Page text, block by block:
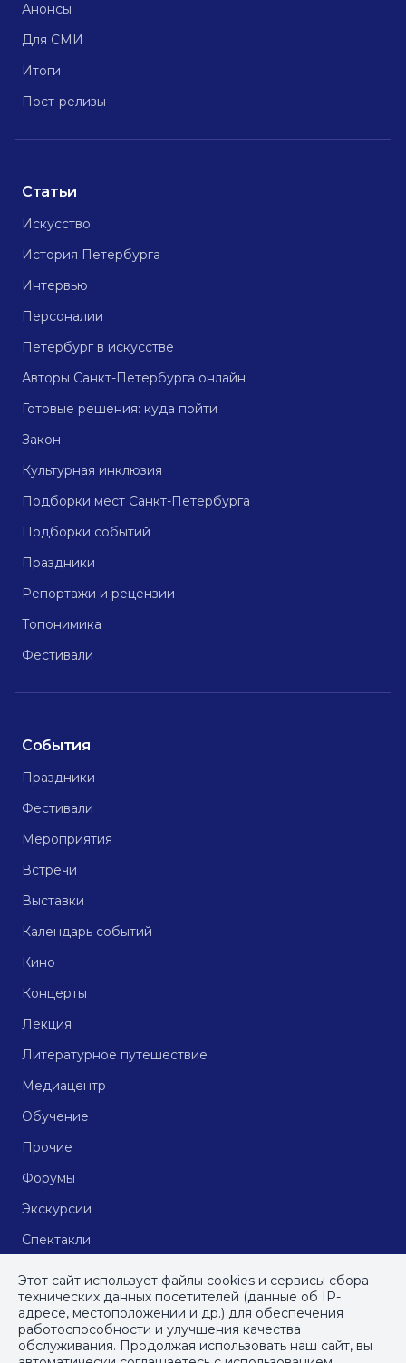
Анонсы
Для СМИ
Итоги
Пост-релизы
Статьи
Искусство
История Петербурга
Интервью
Персоналии
Петербург в искусстве
Авторы Санкт-Петербурга онлайн
Готовые решения: куда пойти
Закон
Культурная инклюзия
Подборки мест Санкт-Петербурга
Подборки событий
Праздники
Репортажи и рецензии
Топонимика
Фестивали
События
Праздники
Фестивали
Мероприятия
Встречи
Выставки
Календарь событий
Кино
Концерты
Лекция
Литературное путешествие
Медиацентр
Обучение
Прочие
Форумы
Экскурсии
Спектакли
© СПб ГБУДПО«Институт культурных программ», 2023
Этот сайт использует файлы cookies и сервисы сбора
технических данных посетителей (данные об IP-
адресе, местоположении и др.) для обеспечения
работоспособности и улучшения качества
обслуживания. Продолжая использовать наш сайт, вы